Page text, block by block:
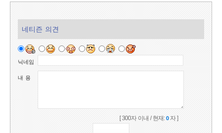
네티즌 의견
닉네임
내 용
[ 300자 이내 / 현재:0자 ]